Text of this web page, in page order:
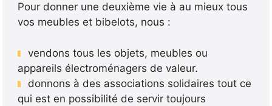
Pour donner une deuxième vie à au mieux tous
vos meubles et bibelots, nous :
vendons tous les objets, meubles ou
appareils électroménagers de valeur.
donnons à des associations solidaires tout ce
qui est en possibilité de servir toujours